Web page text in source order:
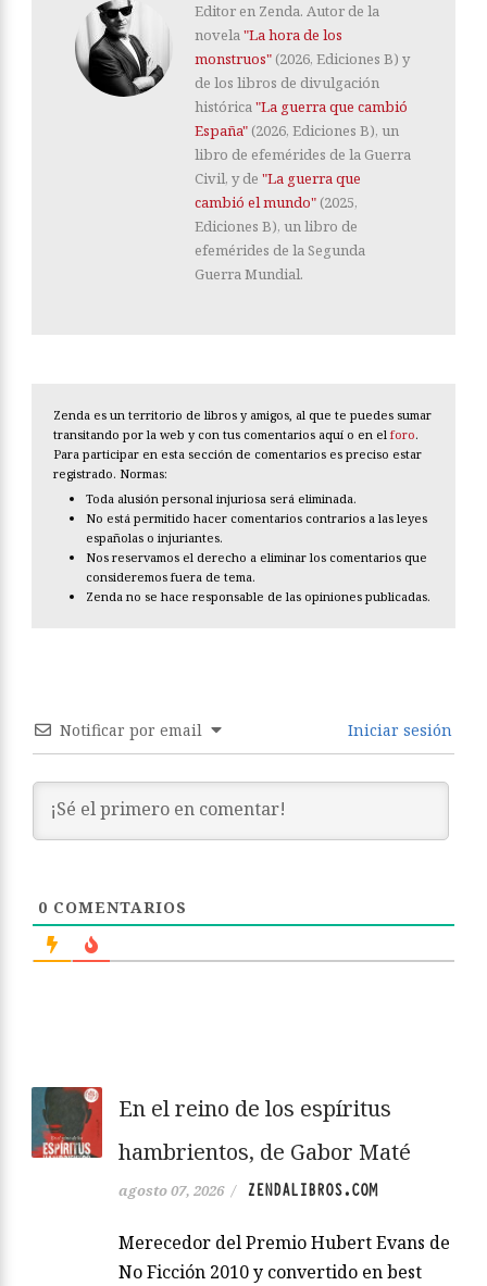
Editor en Zenda. Autor de la
novela"La hora de los
monstruos" (2026, Ediciones B) y
de los libros de divulgación
histórica"La guerra que cambió
España" (2026, Ediciones B), un
libro de efemérides de la Guerra
Civil, y de "La guerra que
cambió el mundo" (2025,
Ediciones B), un libro de
efemérides de la Segunda
Guerra Mundial.
Zenda es un territorio de libros y amigos, al que te puedes sumar
transitando por la web y con tus comentarios aquí o en el foro.
Para participar en esta sección de comentarios es preciso estar
registrado. Normas:
Toda alusión personal injuriosa será eliminada.
No está permitido hacer comentarios contrarios a las leyes
españolas o injuriantes.
Nos reservamos el derecho a eliminar los comentarios que
consideremos fuera de tema.
Zenda no se hace responsable de las opiniones publicadas.
Notificar por email Iniciar sesión
0 COMENTARIOS
En el reino de los espíritus
hambrientos, de Gabor Maté
agosto 07, 2026 / ZENDALIBROS.COM
Merecedor del Premio Hubert Evans de
No Ficción 2010 y convertido en best